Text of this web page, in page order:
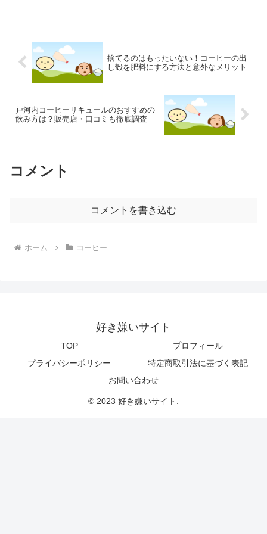
捨てるのはもったいない！コーヒーの出
し殻を肥料にする方法と意外なメリット
戸河内コーヒーリキュールのおすすめの
飲み方は？販売店・口コミも徹底調査
コメント
コメントを書き込む
ホーム コーヒー
好き嫌いサイト
TOP
プロフィール
プライバシーポリシー
特定商取引法に基づく表記
お問い合わせ
© 2023 好き嫌いサイト.